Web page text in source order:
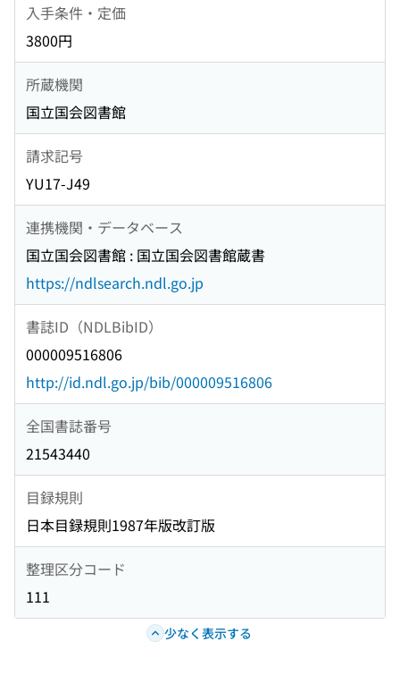
入手条件・定価
3800円
所蔵機関
国立国会図書館
請求記号
YU17-J49
連携機関・データベース
国立国会図書館 : 国立国会図書館蔵書
https://ndlsearch.ndl.go.jp
書誌ID（NDLBibID）
000009516806
http://id.ndl.go.jp/bib/000009516806
全国書誌番号
21543440
目録規則
日本目録規則1987年版改訂版
整理区分コード
111
少なく表示する